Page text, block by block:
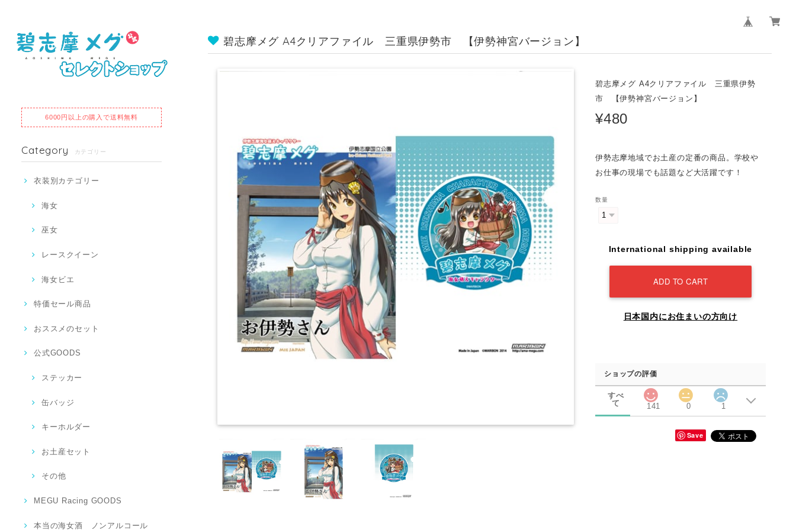
6000円以上の購入で送料無料
Category カテゴリー
衣装別カテゴリー
海女
巫女
レースクイーン
海女ビエ
特価セール商品
おススメのセット
公式GOODS
ステッカー
缶バッジ
キーホルダー
お土産セット
その他
MEGU Racing GOODS
本当の海女酒 ノンアルコール
碧志摩メグ A4クリアファイル 三重県伊勢市 【伊勢神宮バージョン】
碧志摩メグ A4クリアファイル 三重県伊勢
市 【伊勢神宮バージョン】
¥480
伊勢志摩地域でお土産の定番の商品。学校や
お仕事の現場でも話題など大活躍です！
数量
International shipping available
ADD TO CART
日本国内にお住まいの方向け
ショップの評価
すべ
て
141 0 1
Save